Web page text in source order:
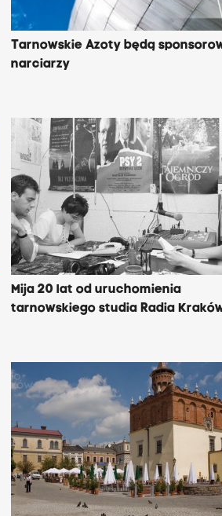
Tarnowskie Azoty będą
narciarzy
Mija 20 lat od uruchomienia
tarnowskiego studia Radia